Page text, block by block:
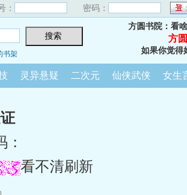
： 密码：
书架
方圆书院：看
方
如果你觉得
灵异悬疑 二次元 仙侠武侠 女生
看不清刷新